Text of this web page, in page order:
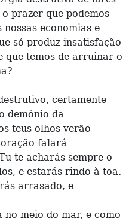
prazer que podemos
economias e
só produz insatisfação
que temos de arruinar o
certamente
demônio da
teus olhos verão
falará
te acharás sempre o
e estarás rindo à toa.
arrasado, e
no meio do mar, e como